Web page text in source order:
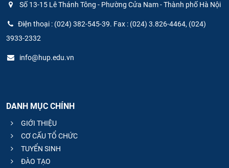
Số 13-15 Lê Thánh Tông - Phường Cửa Nam - Thành phố Hà Nội
Điện thoại : (024) 382-545-39. Fax : (024) 3.826-4464, (024)
3933-2332
info@hup.edu.vn
DANH MỤC CHÍNH
GIỚI THIỆU
CƠ CẤU TỔ CHỨC
TUYỂN SINH
ĐÀO TẠO